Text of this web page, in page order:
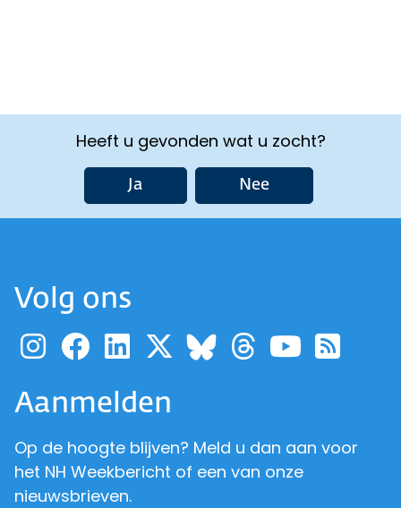
Heeft u gevonden wat u zocht?
Ja Nee
Volg ons
Ga naar de pagina van
Ga naar de pagina
Ga naar de
Ga naar de
Ga naar de
Ga naar
Ga
Aanmelden
Op de hoogte blijven? Meld u dan aan voor
het NH Weekbericht of een van onze
nieuwsbrieven.